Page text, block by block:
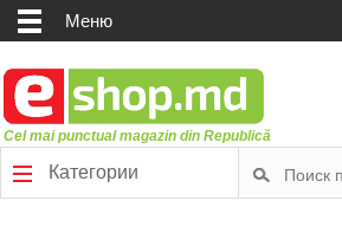
Меню
Cel mai punctual magazin din Republică
Категории